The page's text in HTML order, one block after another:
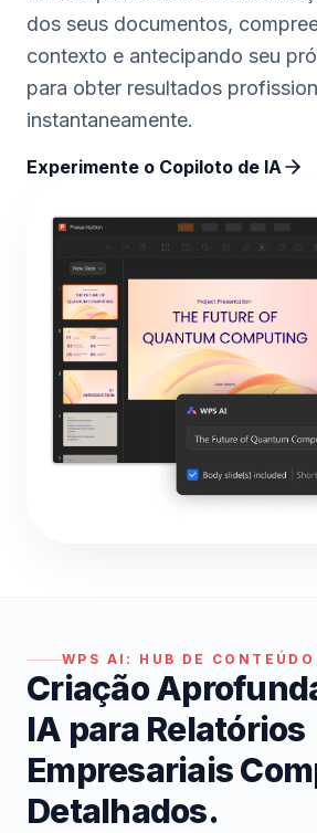
dos seus documentos,
contexto e antecipando seu
para obter resultados
instantaneamente.
Experimente o Copiloto de IA
WPS AI: HUB DE CONTEÚDO
Criação
IA para Relatórios
Empresariais
Detalhados.